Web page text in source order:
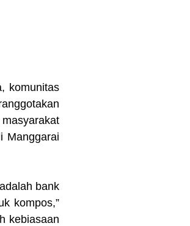
komunitas
Manggarai
bank
kompos,”
kebiasaan